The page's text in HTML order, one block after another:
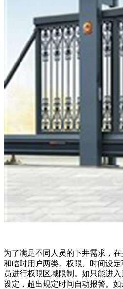
为了满足不同人员的下井需求，
和临时用户两类。权限、时间设
员进行权限区域限制。如只能进
设定，超出规定时间自动报警。